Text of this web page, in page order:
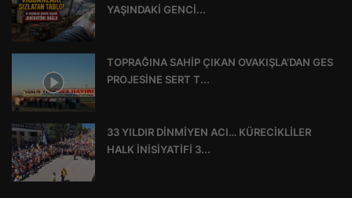
YAŞINDAKİ GENCİ...
TOPRAĞINA SAHİP ÇIKAN OVAKIŞLA’DAN GES
PROJESİNE SERT T...
33 YILDIR DİNMİYEN ACI… KÜRECİKLİLER
HALK İNİSİYATİFİ 3...